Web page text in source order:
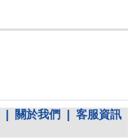
關於我們
客服資訊